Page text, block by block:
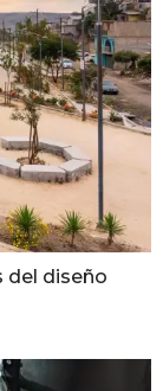
del diseño